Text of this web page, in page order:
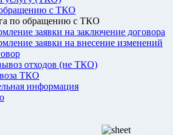
с ТКО
по обращению с ТКО
заявки на заключение договора
заявки на внесение изменений
отходов (не ТКО)
ТКО
информация